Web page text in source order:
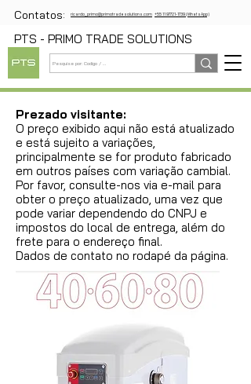
Contatos: ricardo_primo@primotradesolutions.com +55 11 97721-1739 (WhatsApp)
PTS - PRIMO TRADE SOLUTIONS
Prezado visitante:
O preço exibido aqui não está atualizado
e está sujeito a variações,
principalmente se for produto fabricado
em outros países com variação cambial.
Por favor, consulte-nos via e-mail para
obter o preço atualizado, uma vez que
pode variar dependendo do CNPJ e
impostos do local de entrega, além do
frete para o endereço final.
Dados de contato no rodapé da página.